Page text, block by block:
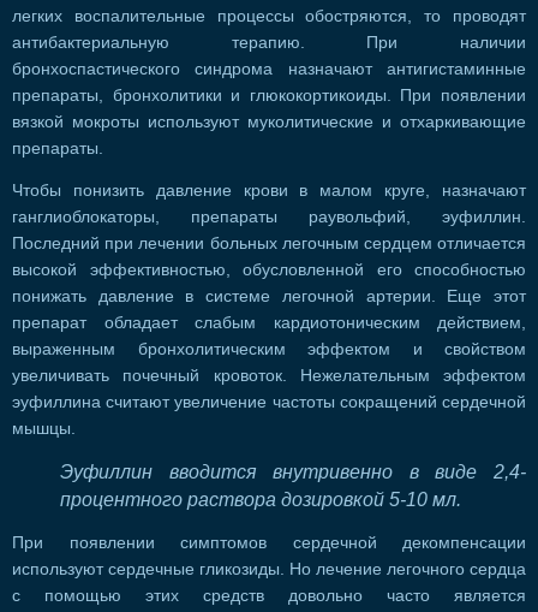
легких воспалительные процессы обостряются, то проводят
антибактериальную терапию. При наличии
бронхоспастического синдрома назначают антигистаминные
препараты, бронхолитики и глюкокортикоиды. При появлении
вязкой мокроты используют муколитические и отхаркивающие
препараты.
Чтобы понизить давление крови в малом круге, назначают
ганглиоблокаторы, препараты раувольфий, эуфиллин.
Последний при лечении больных легочным сердцем отличается
высокой эффективностью, обусловленной его способностью
понижать давление в системе легочной артерии. Еще этот
препарат обладает слабым кардиотоническим действием,
выраженным бронхолитическим эффектом и свойством
увеличивать почечный кровоток. Нежелательным эффектом
эуфиллина считают увеличение частоты сокращений сердечной
мышцы.
Эуфиллин вводится внутривенно в виде 2,4-
процентного раствора дозировкой 5-10 мл.
При появлении симптомов сердечной декомпенсации
используют сердечные гликозиды. Но лечение легочного сердца
с помощью этих средств довольно часто является